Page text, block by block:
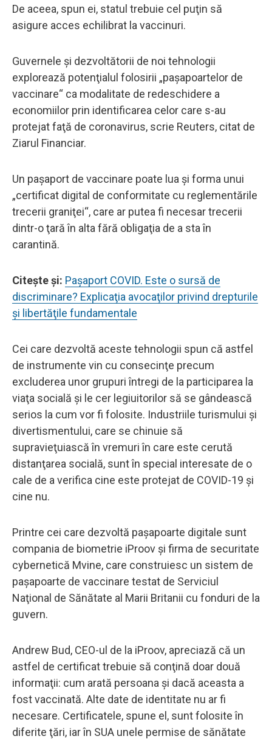
De aceea, spun ei, statul trebuie cel puţin să
asigure acces echilibrat la vaccinuri.
Guvernele şi dezvoltătorii de noi tehnologii
explorează potenţialul folosirii „paşapoartelor de
vaccinare“ ca modalitate de redeschidere a
economiilor prin identificarea celor care s-au
protejat faţă de coronavirus, scrie Reuters, citat de
Ziarul Financiar.
Un paşaport de vaccinare poate lua şi forma unui
„certificat digital de conformitate cu reglementările
trecerii graniţei“, care ar putea fi necesar trecerii
dintr-o ţară în alta fără obligaţia de a sta în
carantină.
Citeşte şi: Paşaport COVID. Este o sursă de
discriminare? Explicaţia avocaţilor privind drepturile
şi libertăţile fundamentale
Cei care dezvoltă aceste tehnologii spun că astfel
de instrumente vin cu consecinţe precum
excluderea unor grupuri întregi de la participarea la
viaţa socială şi le cer legiuitorilor să se gândească
serios la cum vor fi folosite. Industriile turismului şi
divertismentului, care se chinuie să
supravieţuiască în vremuri în care este cerută
distanţarea socială, sunt în special interesate de o
cale de a verifica cine este protejat de COVID-19 şi
cine nu.
Printre cei care dezvoltă paşapoarte digitale sunt
compania de biometrie iProov şi firma de securitate
cybernetică Mvine, care construiesc un sistem de
paşapoarte de vaccinare testat de Serviciul
Naţional de Sănătate al Marii Britanii cu fonduri de la
guvern.
Andrew Bud, CEO-ul de la iProov, apreciază că un
astfel de certificat trebuie să conţină doar două
informaţii: cum arată persoana şi dacă aceasta a
fost vaccinată. Alte date de identitate nu ar fi
necesare. Certificatele, spune el, sunt folosite în
diferite ţări, iar în SUA unele permise de sănătate